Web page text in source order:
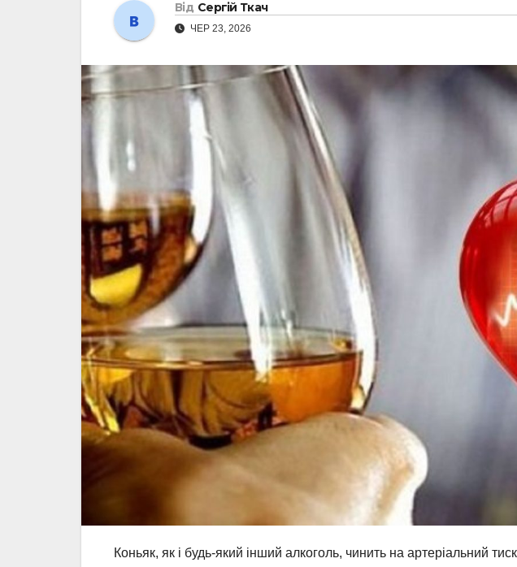
Від Сергій Ткач
ЧЕР 23, 2026
Коньяк, як і будь-який інший алкоголь, чинить на артеріальний